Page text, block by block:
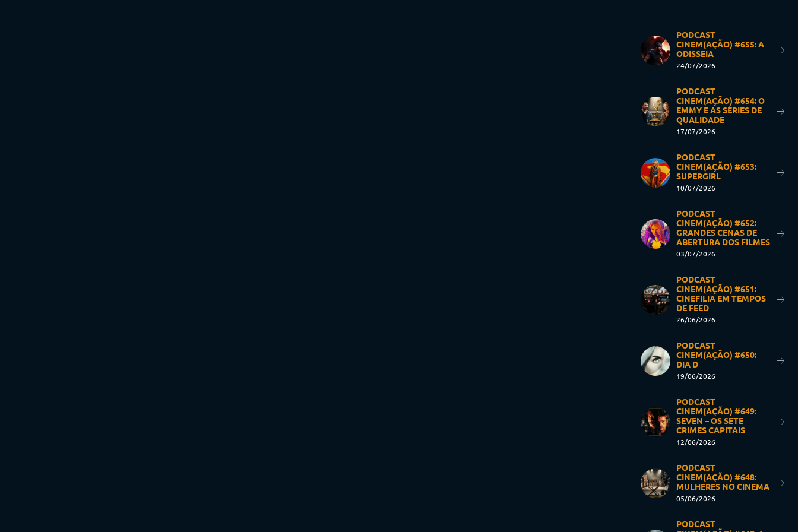
PODCAST
CINEM(AÇÃO) #655: A
ODISSEIA
24/07/2026
PODCAST
CINEM(AÇÃO) #654: O
EMMY E AS SÉRIES DE
QUALIDADE
17/07/2026
PODCAST
CINEM(AÇÃO) #653:
SUPERGIRL
10/07/2026
PODCAST
CINEM(AÇÃO) #652:
GRANDES CENAS DE
ABERTURA DOS FILMES
03/07/2026
PODCAST
CINEM(AÇÃO) #651:
CINEFILIA EM TEMPOS
DE FEED
26/06/2026
PODCAST
CINEM(AÇÃO) #650:
DIA D
19/06/2026
PODCAST
CINEM(AÇÃO) #649:
SEVEN – OS SETE
CRIMES CAPITAIS
12/06/2026
PODCAST
CINEM(AÇÃO) #648:
MULHERES NO CINEMA
05/06/2026
PODCAST